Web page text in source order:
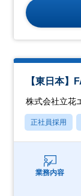
【東日本】
株式会社立花
正社員採用
業務内容